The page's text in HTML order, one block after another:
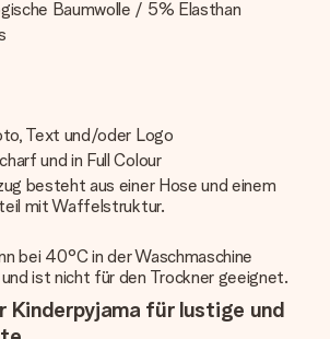
Baumwolle / 5% Elasthan
Text und/oder Logo
und in Full Colour
besteht aus einer Hose und einem
mit Waffelstruktur.
bei 40°C in der Waschmaschine
ist nicht für den Trockner geeignet.
Kinderpyjama für lustige und